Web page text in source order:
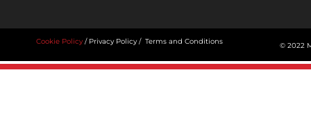
Cookie Policy/ Privacy Policy/ Terms and Conditions © 2022